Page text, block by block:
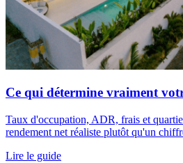
Ce qui détermine vraiment
Taux d'occupation, ADR, frais et
rendement net réaliste plutôt qu'un
Lire le guide